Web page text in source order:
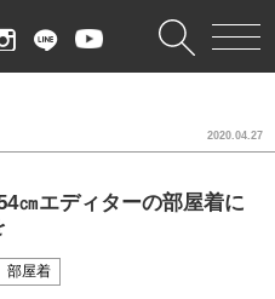
㎝エディターの部屋着に
2020.04.27
部屋着